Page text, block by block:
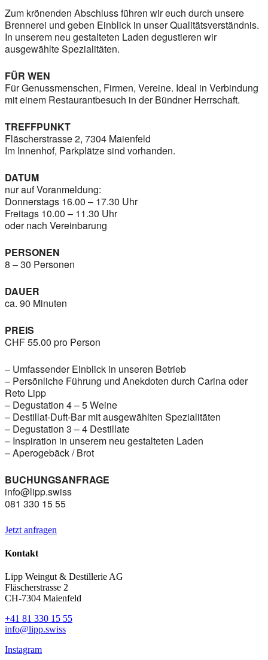
Zum krönenden Abschluss führen wir euch durch unsere
Brennerei und geben Einblick in unser Qualitätsverständnis.
In unserem neu gestalteten Laden degustieren wir
ausgewählte Spezialitäten.
FÜR WEN
Für Genussmenschen, Firmen, Vereine. Ideal in Verbindung
mit einem Restaurantbesuch in der Bündner Herrschaft.
TREFFPUNKT
Fläscherstrasse 2, 7304 Maienfeld
Im Innenhof, Parkplätze sind vorhanden.
DATUM
nur auf Voranmeldung:
Donnerstags 16.00 – 17.30 Uhr
Freitags 10.00 – 11.30 Uhr
oder nach Vereinbarung
PERSONEN
8 – 30 Personen
DAUER
ca. 90 Minuten
PREIS
CHF 55.00 pro Person
– Umfassender Einblick in unseren Betrieb
– Persönliche Führung und Anekdoten durch Carina oder
Reto Lipp
– Degustation 4 – 5 Weine
– Destillat-Duft-Bar mit ausgewählten Spezialitäten
– Degustation 3 – 4 Destillate
– Inspiration in unserem neu gestalteten Laden
– Aperogebäck / Brot
BUCHUNGSANFRAGE
info@lipp.swiss
081 330 15 55
Jetzt anfragen
Kontakt
Lipp Weingut & Destillerie AG
Fläscherstrasse 2
CH-7304 Maienfeld
+41 81 330 15 55
info@lipp.swiss
Instagram